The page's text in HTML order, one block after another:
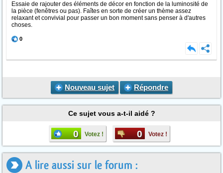
Essaie de rajouter des éléments de décor en fonction de la luminosité de
la pièce (fenêtres ou pas). Faîtes en sorte de créer un thème assez
relaxant et convivial pour passer un bon moment sans penser à d'autres
choses.
0
Nouveau sujet Répondre
Ce sujet vous a-t-il aidé ?
0 Votez ! 0 Votez !
A lire aussi sur le forum :